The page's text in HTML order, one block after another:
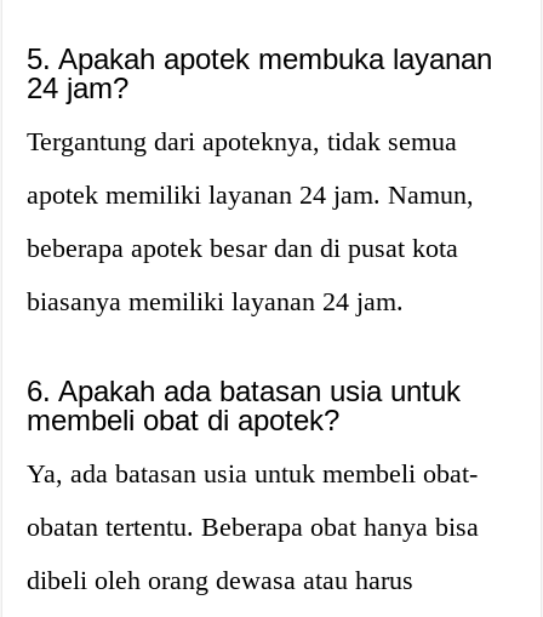
5. Apakah apotek membuka layanan
24 jam?
Tergantung dari apoteknya, tidak semua
apotek memiliki layanan 24 jam. Namun,
beberapa apotek besar dan di pusat kota
biasanya memiliki layanan 24 jam.
6. Apakah ada batasan usia untuk
membeli obat di apotek?
Ya, ada batasan usia untuk membeli obat-
obatan tertentu. Beberapa obat hanya bisa
dibeli oleh orang dewasa atau harus